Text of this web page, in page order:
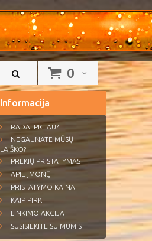
0
Informacija
RADAI PIGIAU?
NEGAUNATE MŪSŲ
LAIŠKO?
PREKIŲ PRISTATYMAS
APIE ĮMONĘ
PRISTATYMO KAINA
KAIP PIRKTI
LINKIMO AKCIJA
SUSISIEKITE SU MUMIS